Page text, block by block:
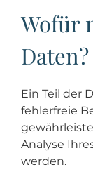
Wofür
Daten?
Ein Teil der
fehlerfreie
Analyse
werden.